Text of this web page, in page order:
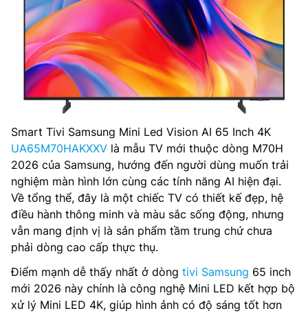
Smart Tivi Samsung Mini Led Vision AI 65 Inch 4K
UA65M70HAKXXV là mẫu TV mới thuộc dòng M70H
2026 của Samsung, hướng đến người dùng muốn trải
nghiệm màn hình lớn cùng các tính năng AI hiện đại.
Về tổng thể, đây là một chiếc TV có thiết kế đẹp, hệ
điều hành thông minh và màu sắc sống động, nhưng
vẫn mang định vị là sản phẩm tầm trung chứ chưa
phải dòng cao cấp thực thụ.
Điểm mạnh dễ thấy nhất ở dòng tivi Samsung 65 inch
mới 2026 này chính là công nghệ Mini LED kết hợp bộ
xử lý Mini LED 4K, giúp hình ảnh có độ sáng tốt hơn